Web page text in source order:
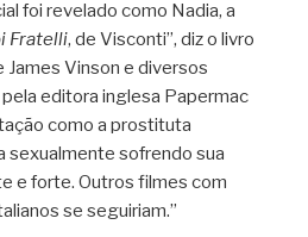
foi revelado como Nadia, a
Fratelli, de Visconti”, diz o livro
James Vinson e diversos
editora inglesa Papermac
como a prostituta
sexualmente sofrendo sua
e forte. Outros filmes com
se seguiriam.”